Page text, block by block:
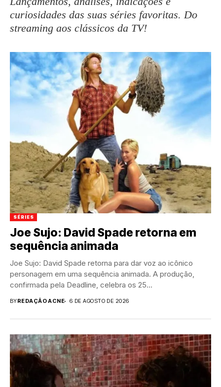
curiosidades das suas séries favoritas. Do
streaming aos clássicos da TV!
SÉRIES
Joe Sujo: David Spade retorna em
sequência animada
Joe Sujo: David Spade retorna para dar voz ao icônico
personagem em uma sequência animada. A produção,
confirmada pela Deadline, celebra os 25...
BYREDAÇÃO ACNE 6 DE AGOSTO DE 2026